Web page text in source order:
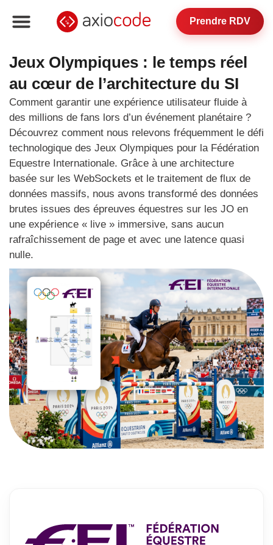
Prendre RDV
Jeux Olympiques : le temps réel
au cœur de l’architecture du SI
Comment garantir une expérience utilisateur fluide à
des millions de fans lors d’un événement planétaire ?
Découvrez comment nous relevons fréquemment le défi
technologique des Jeux Olympiques pour la Fédération
Equestre Internationale. Grâce à une architecture
basée sur les WebSockets et le traitement de flux de
données massifs, nous avons transformé des données
brutes issues des épreuves équestres sur les JO en
une expérience « live » immersive, sans aucun
rafraîchissement de page et avec une latence quasi
nulle.